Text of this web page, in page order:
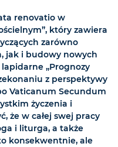
renovatio w
który zawiera
zarówno
jak i budowy nowych
„Prognozy
z perspektywy
Vaticanum Secundum
życzenia i
że w całej swej pracy
i liturga, a także
konsekwentnie, ale